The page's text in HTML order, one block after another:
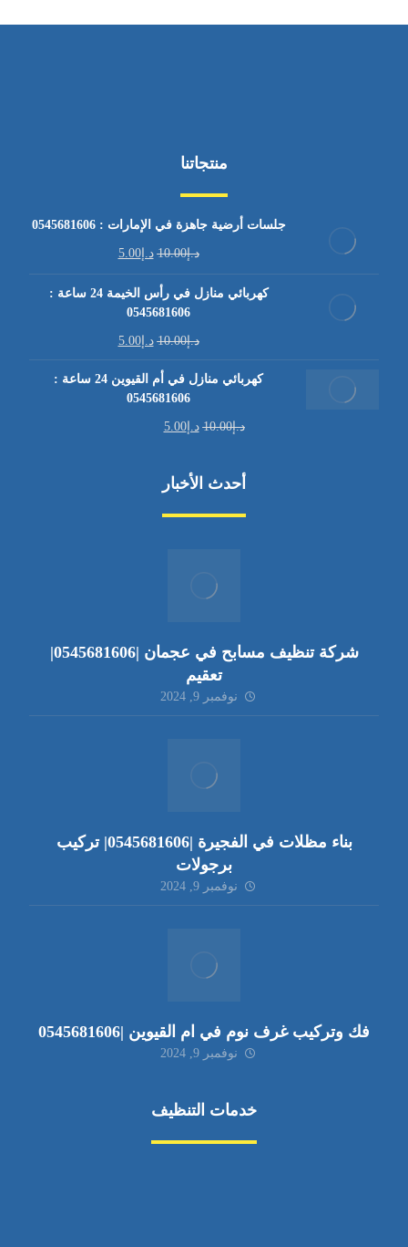
منتجاتنا
جلسات أرضية جاهزة في الإمارات : 0545681606
د.إ10.00 د.إ5.00
كهربائي منازل في رأس الخيمة 24 ساعة :
0545681606
د.إ10.00 د.إ5.00
كهربائي منازل في أم القيوين 24 ساعة :
0545681606
د.إ10.00 د.إ5.00
أحدث الأخبار
شركة تنظيف مسابح في عجمان |0545681606|
تعقيم
نوفمبر 9, 2024
بناء مظلات في الفجيرة |0545681606| تركيب
برجولات
نوفمبر 9, 2024
فك وتركيب غرف نوم في ام القيوين |0545681606
نوفمبر 9, 2024
خدمات التنظيف